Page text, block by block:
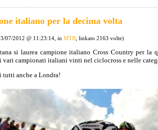
italiano per la decima volta
07/2012 @ 11:23:14, in MTB, linkato 2163 volte)
si laurea campione italiano Cross Country per
vari campionati italiani vinti nel ciclocross e nelle
tutti anche a Londra!